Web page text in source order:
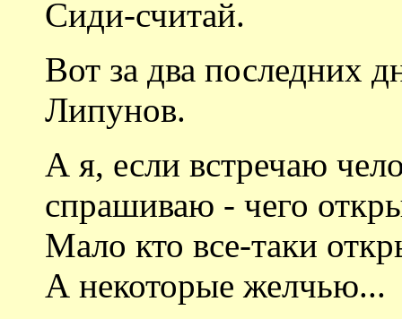
Сиди-считай.
Вот за два последних
Липунов.
А я, если встречаю
спрашиваю - чего
Мало кто все-таки
А некоторые желчью...